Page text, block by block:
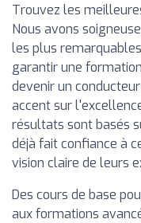
Trouvez les
Nous avons
les plus
garantir une
devenir un
accent sur
résultats sont basés
déjà fait confiance à
vision claire de leurs
Des cours de base
aux formations